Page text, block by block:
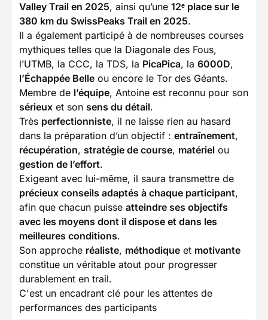
Valley Trail en 2025, ainsi qu’une 12ᵉ place sur le
380 km du SwissPeaks Trail en 2025.
Il a également participé à de nombreuses courses
mythiques telles que la Diagonale des Fous,
l’UTMB, la CCC, la TDS, la PicaPica, la 6000D,
l’Échappée Belle ou encore le Tor des Géants.
Membre de l’équipe, Antoine est reconnu pour son
sérieux et son sens du détail.
Très perfectionniste, il ne laisse rien au hasard
dans la préparation d’un objectif : entraînement,
récupération, stratégie de course, matériel ou
gestion de l’effort.
Exigeant avec lui-même, il saura transmettre de
précieux conseils adaptés à chaque participant,
afin que chacun puisse atteindre ses objectifs
avec les moyens dont il dispose et dans les
meilleures conditions.
Son approche réaliste, méthodique et motivante
constitue un véritable atout pour progresser
durablement en trail.
C'est un encadrant clé pour les attentes de
performances des participants